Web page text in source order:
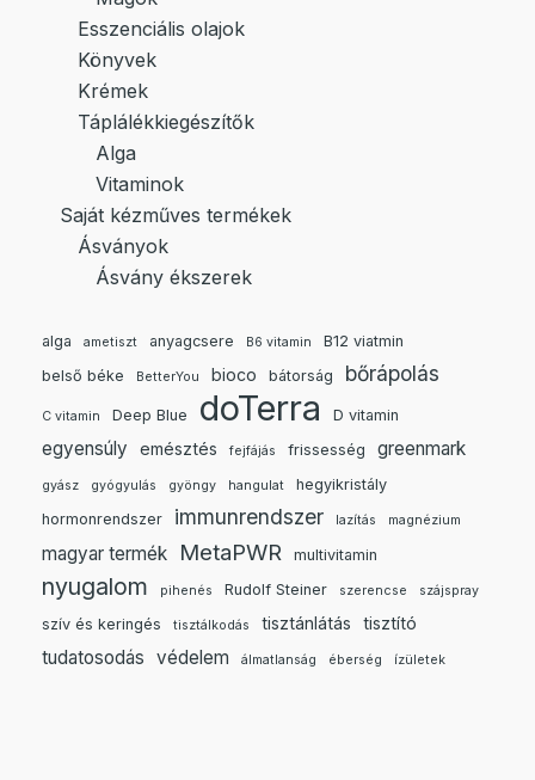
Esszenciális olajok
Könyvek
Krémek
Táplálékkiegészítők
Alga
Vitaminok
Saját kézműves termékek
Ásványok
Ásvány ékszerek
alga ametiszt anyagcsere B6 vitamin
B12 viatmin
belső béke
BetterYou bioco bátorság bőrápolás
C vitamin Deep Blue doTerra D vitamin
egyensúly emésztés fejfájás frissesség greenmark
gyász gyógyulás gyöngy hangulat
hegyikristály
hormonrendszer
immunrendszer lazítás magnézium
magyar termék MetaPWR multivitamin
nyugalom pihenés Rudolf Steiner szerencse szájspray
szív és keringés tisztálkodás tisztánlátás tisztító
tudatosodás védelem álmatlanság éberség ízületek